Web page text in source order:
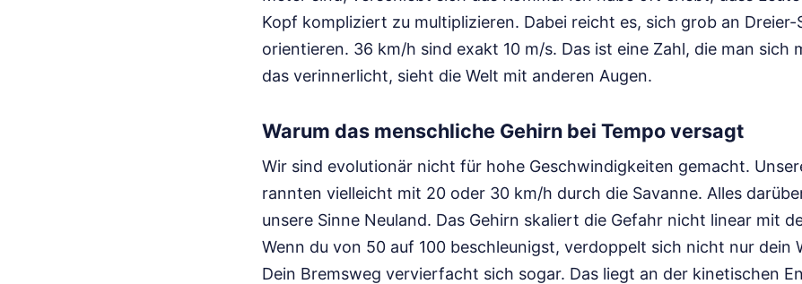
Kopf kompliziert zu multiplizieren. Dabei reicht es, sich grob an
orientieren. 36 km/h sind exakt 10 m/s. Das ist eine Zahl, die man sich
das verinnerlicht, sieht die Welt mit anderen Augen.
Warum das menschliche Gehirn bei Tempo versagt
Wir sind evolutionär nicht für hohe Geschwindigkeiten gemacht.
rannten vielleicht mit 20 oder 30 km/h durch die Savanne. Alles
unsere Sinne Neuland. Das Gehirn skaliert die Gefahr nicht linear mit
Wenn du von 50 auf 100 beschleunigst, verdoppelt sich nicht nur dein
Dein Bremsweg vervierfacht sich sogar. Das liegt an der kinetischen